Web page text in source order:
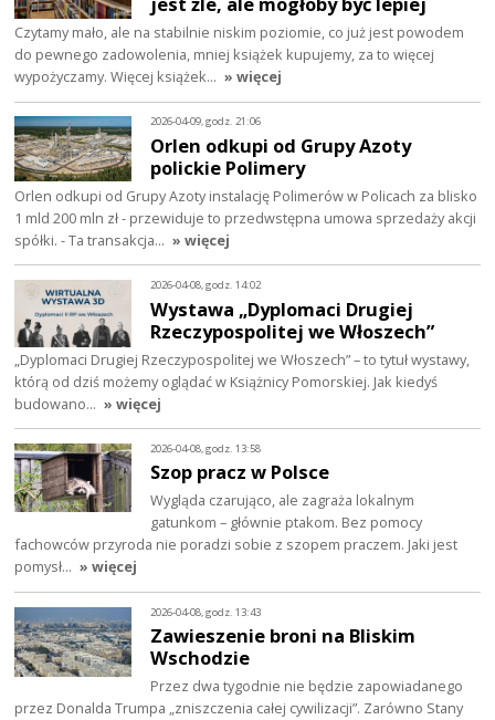
Czytamy mało, ale na stabilnie niskim poziomie, co już jest powodem
do pewnego zadowolenia, mniej książek kupujemy, za to więcej
wypożyczamy. Więcej książek… » więcej
2026-04-09, godz. 21:06
Orlen odkupi od Grupy Azoty
polickie Polimery
Orlen odkupi od Grupy Azoty instalację Polimerów w Policach za blisko
1 mld 200 mln zł - przewiduje to przedwstępna umowa sprzedaży akcji
spółki. - Ta transakcja… » więcej
2026-04-08, godz. 14:02
Wystawa „Dyplomaci Drugiej
Rzeczypospolitej we Włoszech”
„Dyplomaci Drugiej Rzeczypospolitej we Włoszech” – to tytuł wystawy,
którą od dziś możemy oglądać w Książnicy Pomorskiej. Jak kiedyś
budowano… » więcej
2026-04-08, godz. 13:58
Szop pracz w Polsce
Wygląda czarująco, ale zagraża lokalnym
gatunkom – głównie ptakom. Bez pomocy
fachowców przyroda nie poradzi sobie z szopem praczem. Jaki jest
pomysł… » więcej
2026-04-08, godz. 13:43
Zawieszenie broni na Bliskim
Wschodzie
Przez dwa tygodnie nie będzie zapowiadanego
przez Donalda Trumpa „zniszczenia całej cywilizacji”. Zarówno Stany